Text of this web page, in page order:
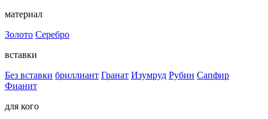
материал
Золото Серебро
вставки
Без вставки бриллиант Гранат Изумруд Рубин Сапфир
Фианит
для кого